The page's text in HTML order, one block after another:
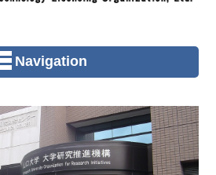
Navigation